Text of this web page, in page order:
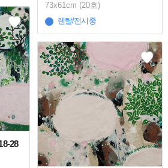
73x61cm (20호)
렌탈/전시중
28